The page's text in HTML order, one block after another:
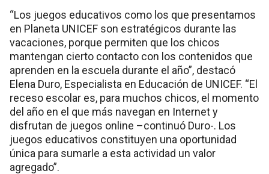
“Los juegos educativos como los que presentamos
en Planeta UNICEF son estratégicos durante las
vacaciones, porque permiten que los chicos
mantengan cierto contacto con los contenidos que
aprenden en la escuela durante el año”, destacó
Elena Duro, Especialista en Educación de UNICEF. “El
receso escolar es, para muchos chicos, el momento
del año en el que más navegan en Internet y
disfrutan de juegos online –continuó Duro-. Los
juegos educativos constituyen una oportunidad
única para sumarle a esta actividad un valor
agregado”.